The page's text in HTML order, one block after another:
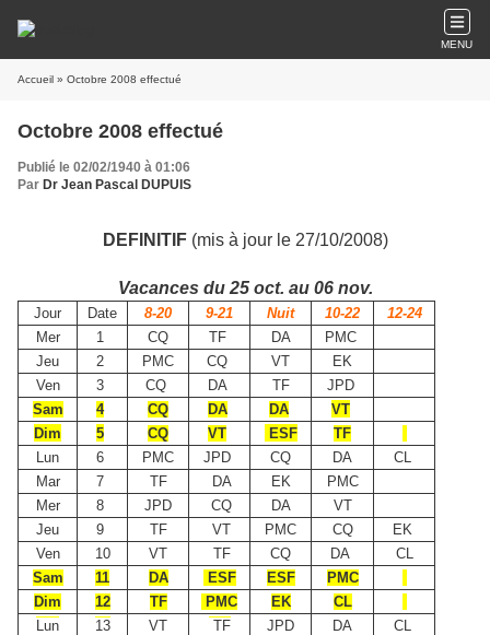
MENU
Accueil » Octobre 2008 effectué
Octobre 2008 effectué
Publié le 02/02/1940 à 01:06
Par Dr Jean Pascal DUPUIS
DEFINITIF (mis à jour le 27/10/2008)
Vacances du 25 oct. au 06 nov.
Jour Date 8-20 9-21 Nuit 10-22
12-24
Mer
1 CQ TF DA
PMC
Jeu
2 PMC CQ VT
EK
Ven
3 CQ DA TF
JPD
Sam
4 CQ DA DA
VT
Dim
5 CQ VT ESF
TF
Lun
6 PMC JPD CQ DA
CL
Mar
7 TF DA EK
PMC
Mer
8 JPD CQ DA
VT
Jeu
9 TF VT PMC CQ
EK
Ven
10 VT TF CQ DA
CL
Sam
11 DA ESF ESF
PMC
Dim
12 TF PMC EK
CL
Lun
13 VT TF JPD DA
CL